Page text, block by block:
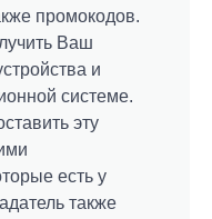
промокодов.
Ваш
и
системе.
эту
есть у
также